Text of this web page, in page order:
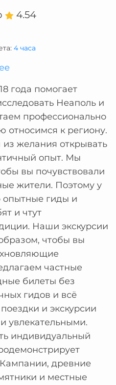
4.54
4 часа
года помогает
Неаполь и
профессионально
относимся к региону.
желания открывать
опыт. Мы
вы почувствовали
жители. Поэтому у
опытные гиды и
и чтут
Наши экскурсии
чтобы вы
частные
билеты без
гидов и всё
и экскурсии
увлекательными.
индивидуальный
древние
и местные